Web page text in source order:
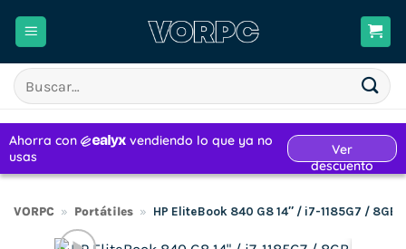
Buscar
por:
VORPC » Portátiles » HP EliteBook 840 G8 14″ / i7-1185G7 / 8GB